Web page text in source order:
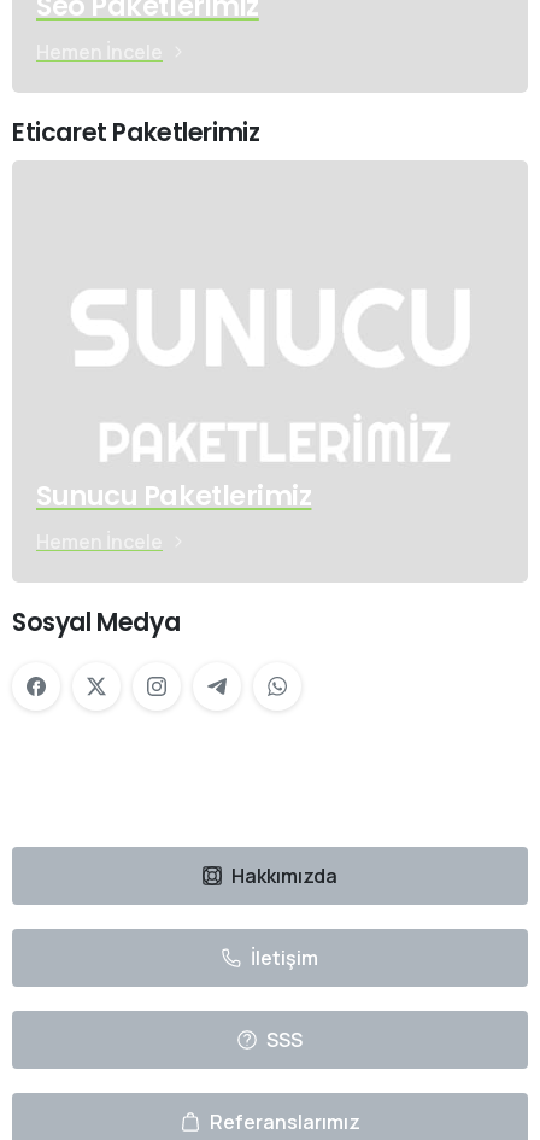
Eticaret Paketlerimiz
Sunucu Paketlerimiz
Sosyal Medya
Hakkımızda
İletişim
SSS
Referanslarımız